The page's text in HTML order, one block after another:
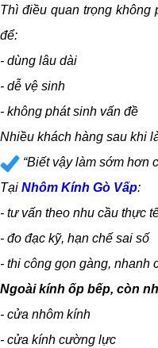
Thì điều quan trọng không
để:
- dùng lâu dài
- dễ vệ sinh
- không phát sinh vấn đề
Nhiều khách hàng sau khi
“Biết vậy làm sớm hơn
Tại Nhôm Kính Gò Vấp:
- tư vấn theo nhu cầu thực
- đo đạc kỹ, hạn chế sai số
- thi công gọn gàng, nhanh
Ngoài kính ốp bếp, còn
- cửa nhôm kính
- cửa kính cường lực